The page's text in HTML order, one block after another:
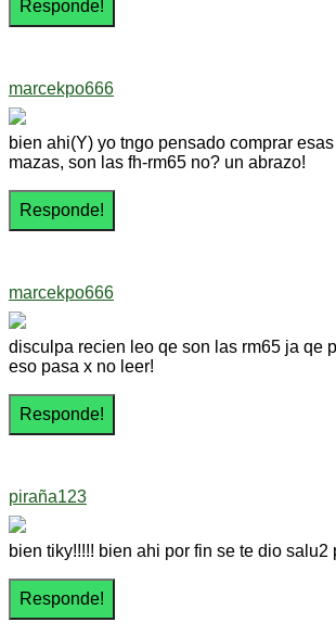
marcekpo666
bien ahi(Y) yo tngo pensado comprar esas
mazas, son las fh-rm65 no? un abrazo!
marcekpo666
disculpa recien leo qe son las rm65 ja qe
eso pasa x no leer!
piraña123
bien tiky!!!!! bien ahi por fin se te dio salu2